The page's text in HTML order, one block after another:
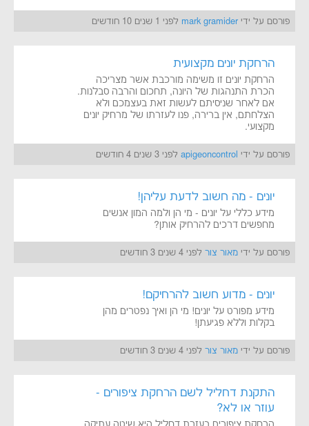
פורסם על ידי mark gramider לפני 1 שנים 10 חודשים
הרחקת יונים מקצועית
הרחקת יונים זו משימה מורכבת אשר מצריכה
הכרת התנהגות של היונה, תחכום והרבה סבלנות.
אם לאחר שניסיתם לעשות זאת בעצמכם ולא
הצלחתם, אין ברירה, פנו לעזרתו של מרחיק יונים
מקצועי.
פורסם על ידי apigeoncontrol לפני 3 שנים 4 חודשים
יונים - מה חשוב לדעת עליהן!
מידע כללי על יונים - מי הן ולמה המון אנשים
מחפשים דרכים להרחיק אותן?
פורסם על ידי מאור צור לפני 4 שנים 3 חודשים
יונים - מדוע חשוב להרחיקם!
מידע מפורט על יונים! מי הן ואיך נפטרים מהן
בקלות וללא פגיעתן!
פורסם על ידי מאור צור לפני 4 שנים 3 חודשים
התקנת דחליל לשם הרחקת ציפורים -
עוזר או לא?